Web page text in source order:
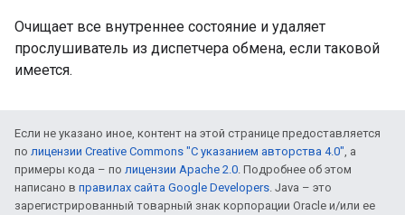
Очищает все внутреннее состояние и удаляет
прослушиватель из диспетчера обмена, если таковой
имеется.
Если не указано иное, контент на этой странице предоставляется
по лицензии Creative Commons "С указанием авторства 4.0", а
примеры кода – по лицензии Apache 2.0. Подробнее об этом
написано в правилах сайта Google Developers. Java – это
зарегистрированный товарный знак корпорации Oracle и/или ее